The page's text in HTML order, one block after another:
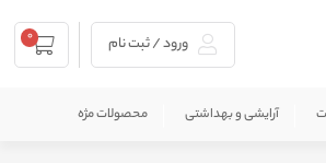
ورود / ثبت نام 0
آرایشی و بهداشتی محصولات مژه